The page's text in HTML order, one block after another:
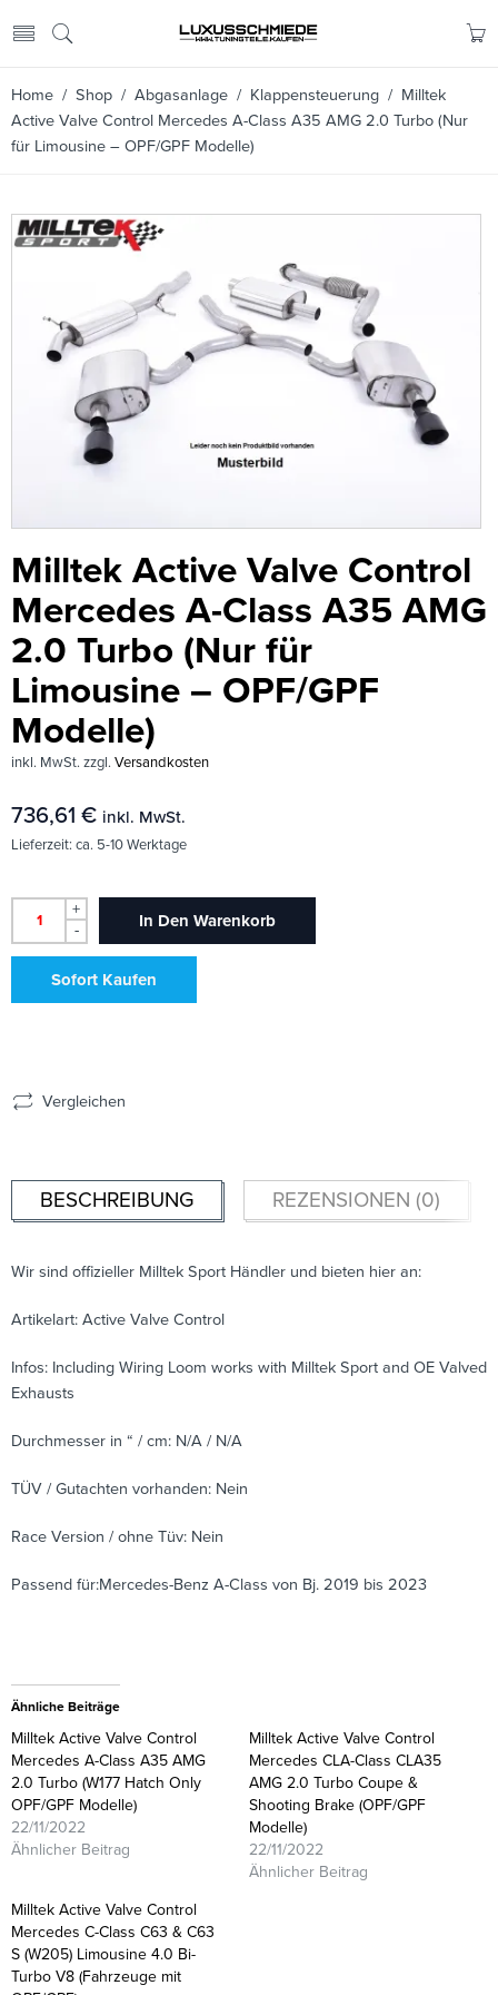
Home / Shop / Abgasanlage / Klappensteuerung / Milltek
Active Valve Control Mercedes A-Class A35 AMG 2.0 Turbo (Nur
für Limousine – OPF/GPF Modelle)
Milltek Active Valve Control
Mercedes A-Class A35 AMG
2.0 Turbo (Nur für
Limousine – OPF/GPF
Modelle)
inkl. MwSt. zzgl. Versandkosten
736,61 € inkl. MwSt.
Lieferzeit: ca. 5-10 Werktage
+
-
In Den Warenkorb
Sofort Kaufen
Vergleichen
BESCHREIBUNG REZENSIONEN (0)
Wir sind offizieller Milltek Sport Händler und bieten hier an:
Artikelart: Active Valve Control
Infos: Including Wiring Loom works with Milltek Sport and OE Valved
Exhausts
Durchmesser in “ / cm: N/A / N/A
TÜV / Gutachten vorhanden: Nein
Race Version / ohne Tüv: Nein
Passend für:Mercedes-Benz A-Class von Bj. 2019 bis 2023
Ähnliche Beiträge
Milltek Active Valve Control
Mercedes A-Class A35 AMG
2.0 Turbo (W177 Hatch Only
OPF/GPF Modelle)
22/11/2022
Ähnlicher Beitrag
Milltek Active Valve Control
Mercedes CLA-Class CLA35
AMG 2.0 Turbo Coupe &
Shooting Brake (OPF/GPF
Modelle)
22/11/2022
Ähnlicher Beitrag
Milltek Active Valve Control
Mercedes C-Class C63 & C63
S (W205) Limousine 4.0 Bi-
Turbo V8 (Fahrzeuge mit